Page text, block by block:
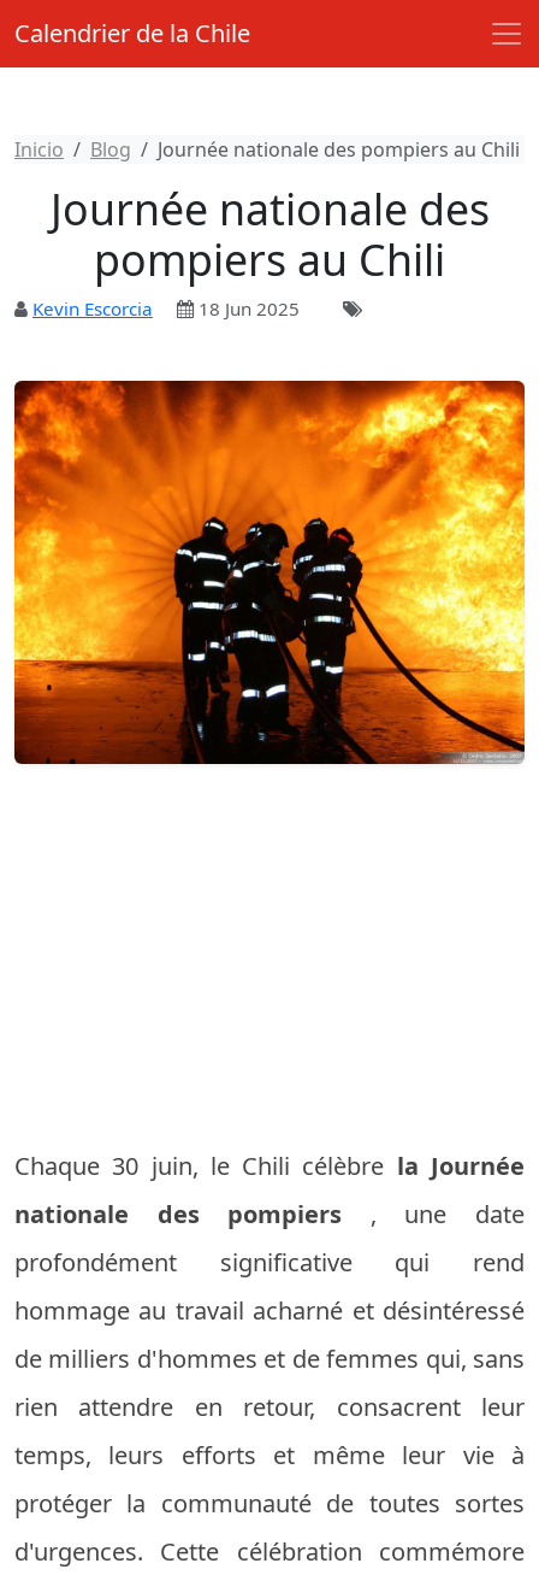
Calendrier de la Chile
Inicio Blog Journée nationale des pompiers au Chili
Journée nationale des
pompiers au Chili
Kevin Escorcia 18 Jun 2025
Chaque 30 juin, le Chili célèbre la Journée
nationale des pompiers , une date
profondément significative qui rend
hommage au travail acharné et désintéressé
de milliers d'hommes et de femmes qui, sans
rien attendre en retour, consacrent leur
temps, leurs efforts et même leur vie à
protéger la communauté de toutes sortes
d'urgences. Cette célébration commémore